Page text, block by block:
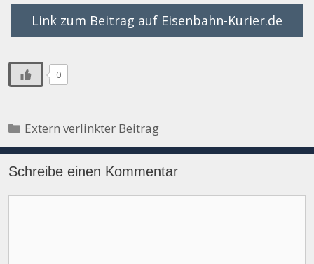
Link zum Beitrag auf Eisenbahn-Kurier.de
0
Kategorien
Extern verlinkter Beitrag
Schreibe einen Kommentar